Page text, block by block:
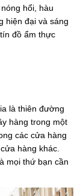
hổi, ​​hàu
hiện đại và sáng
đồ ẩm thực
là thiên đường
hàng trong một
các cửa hàng
hàng khác.
mọi thứ bạn cần